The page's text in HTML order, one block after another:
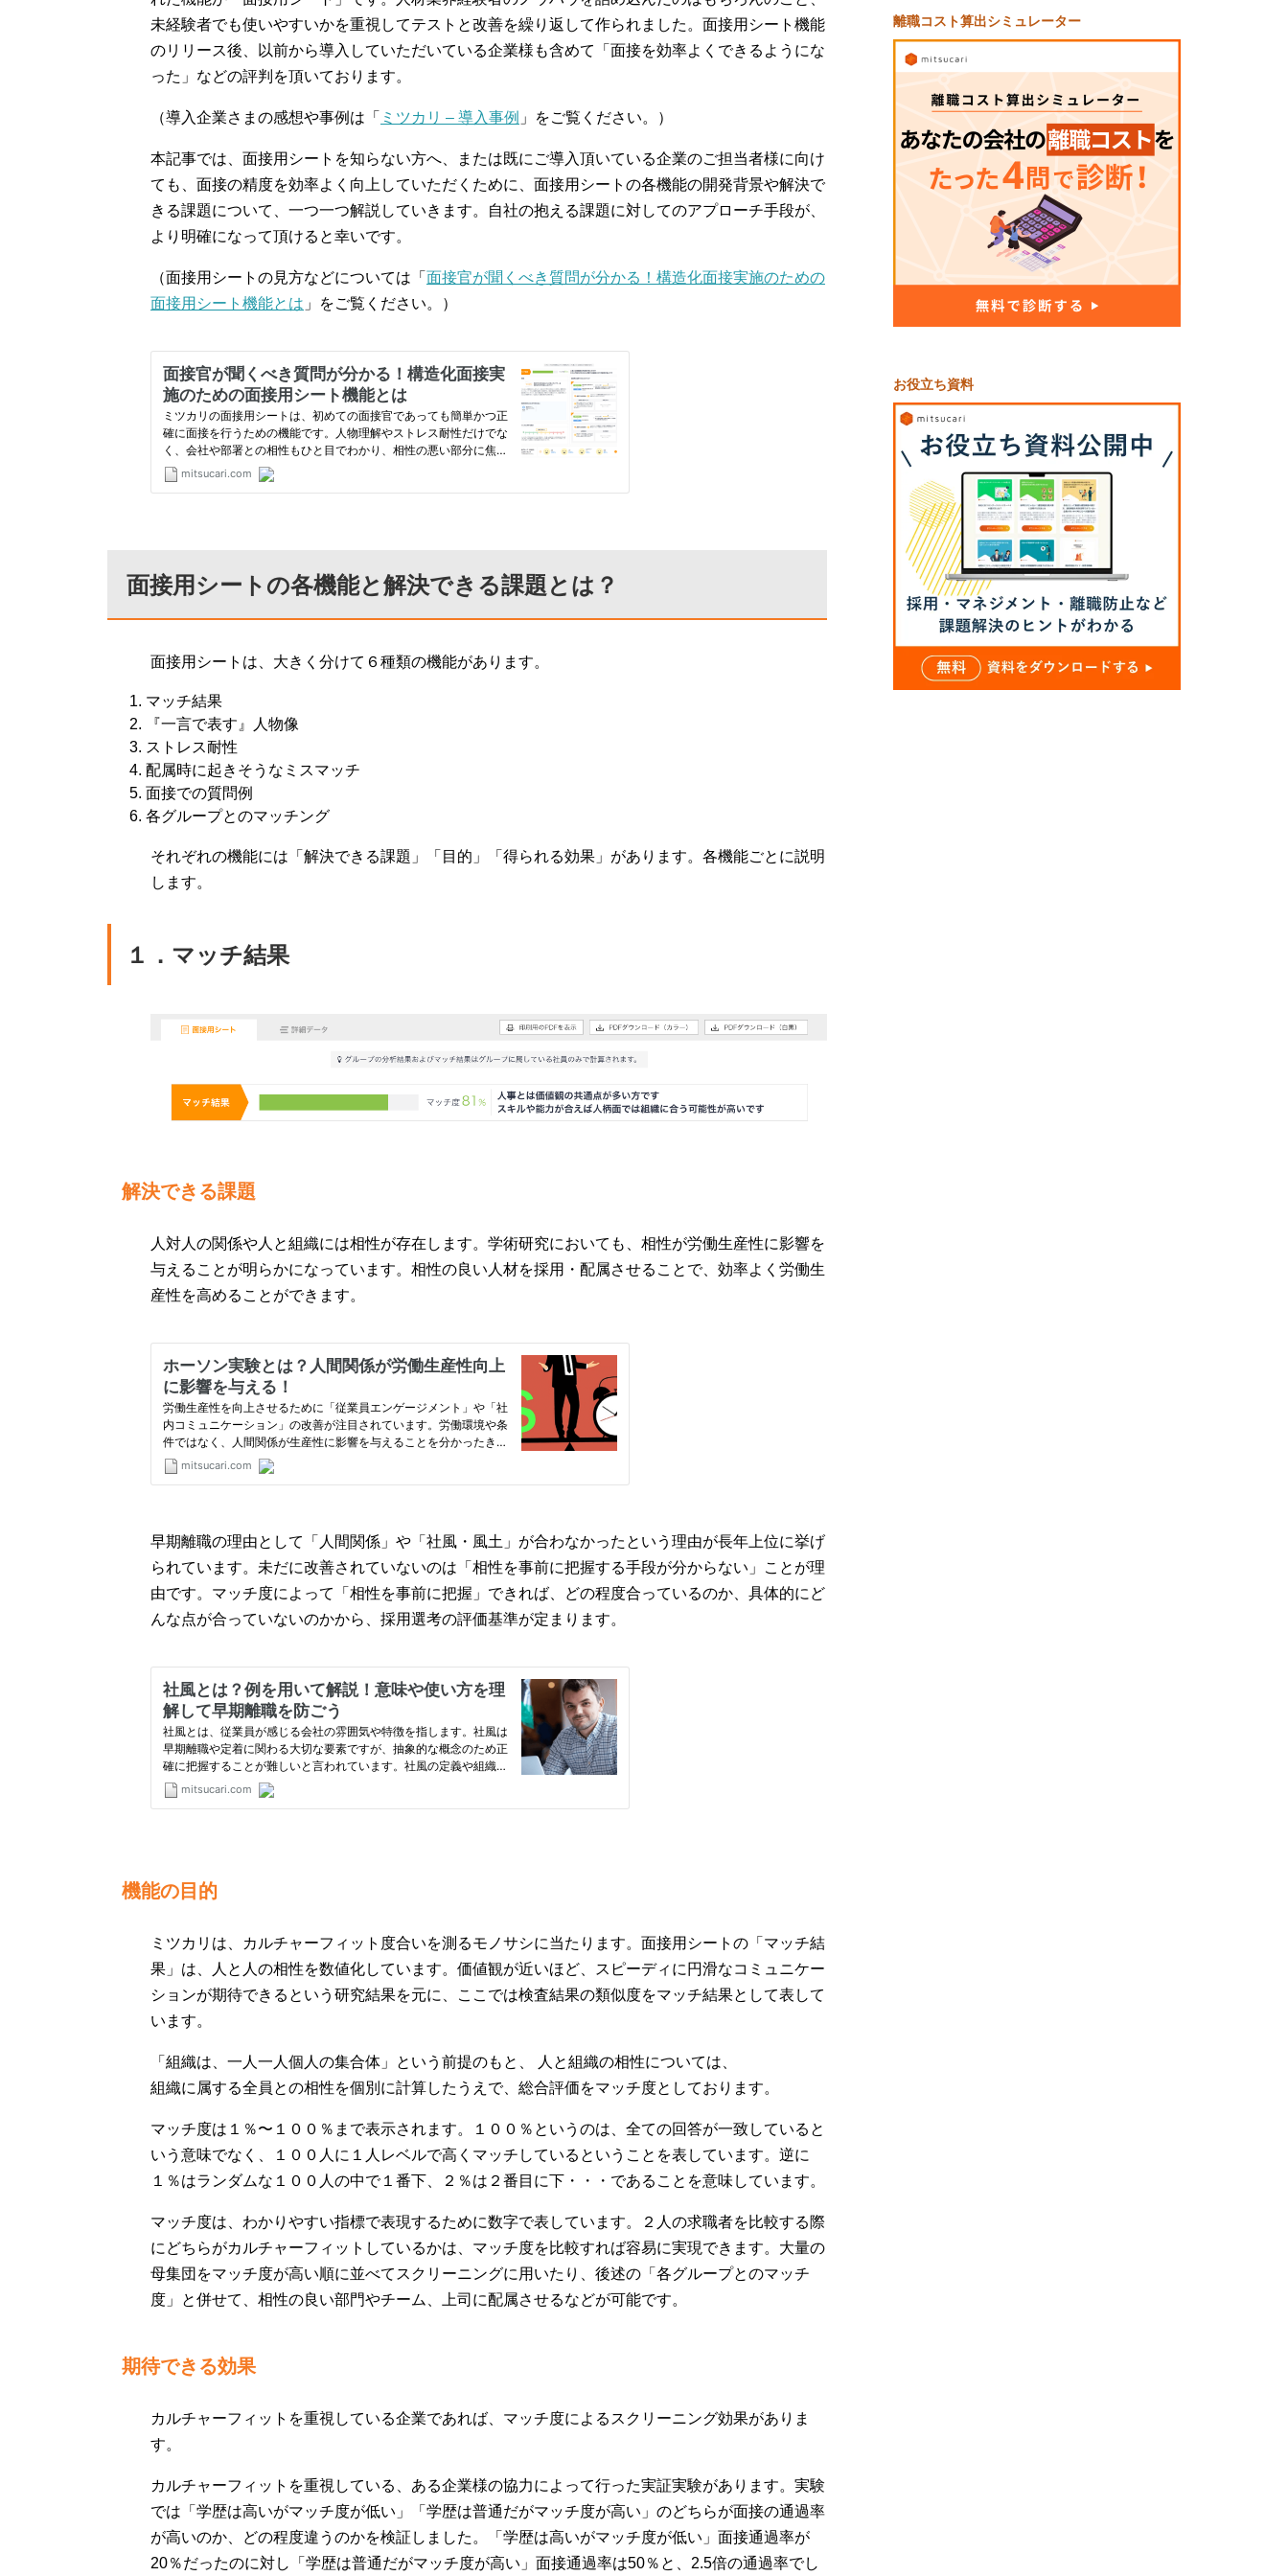
未経験者でも使いやすいかを重視してテストと改善を繰り返して作られました。面接用シート機能
のリリース後、以前から導入していただいている企業様も含めて「面接を効率よくできるようにな
った」などの評判を頂いております。
（導入企業さまの感想や事例は「 ミツカリ – 導入事例 」をご覧ください。）
本記事では、面接用シートを知らない方へ、または既にご導入頂いている企業のご担当者様に向け
ても、面接の精度を効率よく向上していただくために、面接用シートの各機能の開発背景や解決で
きる課題について、一つ一つ解説していきます。自社の抱える課題に対してのアプローチ手段が、
より明確になって頂けると幸いです。
（面接用シートの見方などについては「 面接官が聞くべき質問が分かる！構造化面接実施のための
面接用シート機能とは 」をご覧ください。）
面接用シートの各機能と解決できる課題とは？
面接用シートは、大きく分けて６種類の機能があります。
マッチ結果
『一言で表す』人物像
ストレス耐性
配属時に起きそうなミスマッチ
面接での質問例
各グループとのマッチング
それぞれの機能には「解決できる課題」「目的」「得られる効果」があります。各機能ごとに説明
します。
１．マッチ結果
解決できる課題
人対人の関係や人と組織には相性が存在します。学術研究においても、相性が労働生産性に影響を
与えることが明らかになっています。相性の良い人材を採用・配属させることで、効率よく労働生
産性を高めることができます。
早期離職の理由として「人間関係」や「社風・風土」が合わなかったという理由が長年上位に挙げ
られています。未だに改善されていないのは「相性を事前に把握する手段が分からない」ことが理
由です。マッチ度によって「相性を事前に把握」できれば、どの程度合っているのか、具体的にど
んな点が合っていないのかから、採用選考の評価基準が定まります。
機能の目的
ミツカリは、カルチャーフィット度合いを測るモノサシに当たります。面接用シートの「マッチ結
果」は、人と人の相性を数値化しています。価値観が近いほど、スピーディに円滑なコミュニケー
ションが期待できるという研究結果を元に、ここでは検査結果の類似度をマッチ結果として表して
います。
「組織は、一人一人個人の集合体」という前提のもと、 人と組織の相性については、
組織に属する全員との相性を個別に計算したうえで、総合評価をマッチ度としております。
マッチ度は１％〜１００％まで表示されます。１００％というのは、全ての回答が一致していると
いう意味でなく、１００人に１人レベルで高くマッチしているということを表しています。逆に
１％はランダムな１００人の中で１番下、２％は２番目に下・・・であることを意味しています。
マッチ度は、わかりやすい指標で表現するために数字で表しています。２人の求職者を比較する際
にどちらがカルチャーフィットしているかは、マッチ度を比較すれば容易に実現できます。大量の
母集団をマッチ度が高い順に並べてスクリーニングに用いたり、後述の「各グループとのマッチ
度」と併せて、相性の良い部門やチーム、上司に配属させるなどが可能です。
期待できる効果
カルチャーフィットを重視している企業であれば、マッチ度によるスクリーニング効果がありま
す。
カルチャーフィットを重視している、ある企業様の協力によって行った実証実験があります。実験
では「学歴は高いがマッチ度が低い」「学歴は普通だがマッチ度が高い」のどちらが面接の通過率
が高いのか、どの程度違うのかを検証しました。「学歴は高いがマッチ度が低い」面接通過率が
20％だったのに対し「学歴は普通だがマッチ度が高い」面接通過率は50％と、2.5倍の通過率でし
離職コスト算出シミュレーター
お役立ち資料